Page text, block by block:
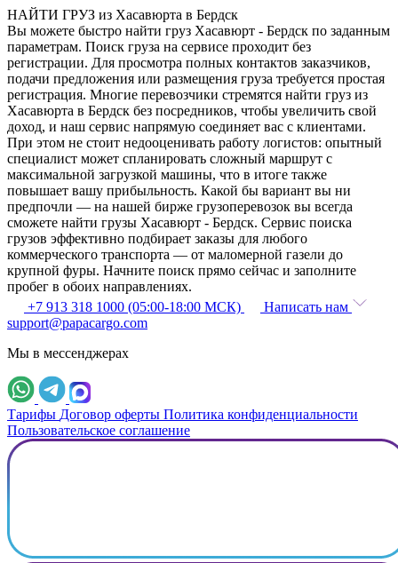
НАЙТИ ГРУЗ из Хасавюрта в Бердск
Вы можете быстро найти груз Хасавюрт - Бердск по заданным
параметрам. Поиск груза на сервисе проходит без
регистрации. Для просмотра полных контактов заказчиков,
подачи предложения или размещения груза требуется простая
регистрация. Многие перевозчики стремятся найти груз из
Хасавюрта в Бердск без посредников, чтобы увеличить свой
доход, и наш сервис напрямую соединяет вас с клиентами.
При этом не стоит недооценивать работу логистов: опытный
специалист может спланировать сложный маршрут с
максимальной загрузкой машины, что в итоге также
повышает вашу прибыльность. Какой бы вариант вы ни
предпочли — на нашей бирже грузоперевозок вы всегда
сможете найти грузы Хасавюрт - Бердск. Сервис поиска
грузов эффективно подбирает заказы для любого
коммерческого транспорта — от маломерной газели до
крупной фуры. Начните поиск прямо сейчас и заполните
пробег в обоих направлениях.
+7 913 318 1000 (05:00-18:00 МСК)
Написать нам
support@papacargo.com
Мы в мессенджерах
Тарифы Договор оферты Политика конфиденциальности
Пользовательское соглашение